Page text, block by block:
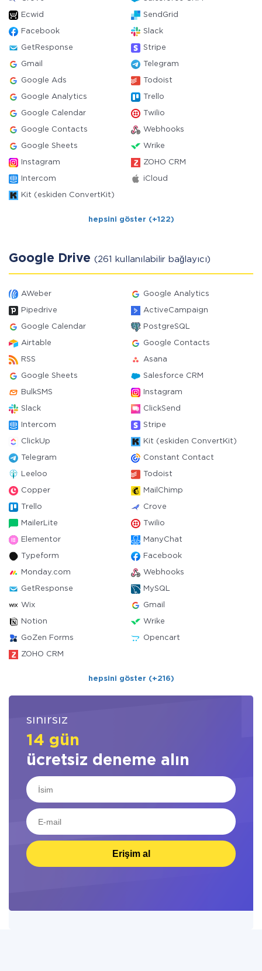
Ecwid SendGrid
Facebook Slack
GetResponse Stripe
Gmail Telegram
Google Ads Todoist
Google Analytics Trello
Google Calendar Twilio
Google Contacts Webhooks
Google Sheets Wrike
Instagram ZOHO CRM
Intercom iCloud
Kit (eskiden ConvertKit)
hepsini göster (+122)
Google Drive (261 kullanılabilir bağlayıcı)
AWeber Google Analytics
Pipedrive ActiveCampaign
Google Calendar PostgreSQL
Airtable Google Contacts
RSS Asana
Google Sheets Salesforce CRM
BulkSMS Instagram
Slack ClickSend
Intercom Stripe
ClickUp Kit (eskiden ConvertKit)
Telegram Constant Contact
Leeloo Todoist
Copper MailChimp
Trello Crove
MailerLite Twilio
Elementor ManyChat
Typeform Facebook
Monday.com Webhooks
GetResponse MySQL
Wix Gmail
Notion Wrike
GoZen Forms Opencart
ZOHO CRM
hepsini göster (+216)
sınırsız
14 gün
ücretsiz deneme alın
Erişim al